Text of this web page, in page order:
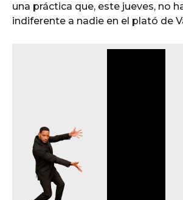
una práctica que, este jueves, no
indiferente a nadie en el plató de